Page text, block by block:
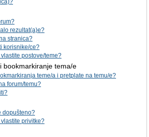
rezultat(a)e?
stranica?
korisnike/ce?
postove/teme?
bookmarkiranje tema/e
teme/a i pretplate na temu/e?
forum/temu?
dopušteno?
privitke?